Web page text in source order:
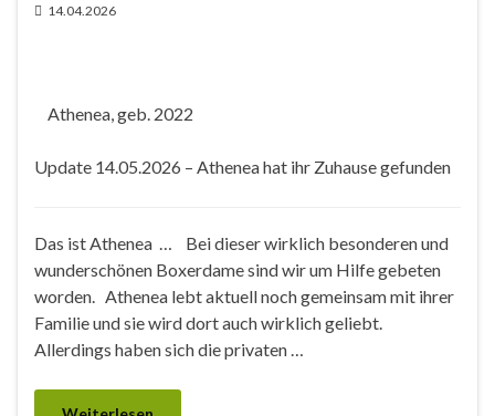
14.04.2026
Athenea, geb. 2022
Update 14.05.2026 – Athenea hat ihr Zuhause gefunden
Das ist Athenea … Bei dieser wirklich besonderen und
wunderschönen Boxerdame sind wir um Hilfe gebeten
worden. Athenea lebt aktuell noch gemeinsam mit ihrer
Familie und sie wird dort auch wirklich geliebt.
Allerdings haben sich die privaten …